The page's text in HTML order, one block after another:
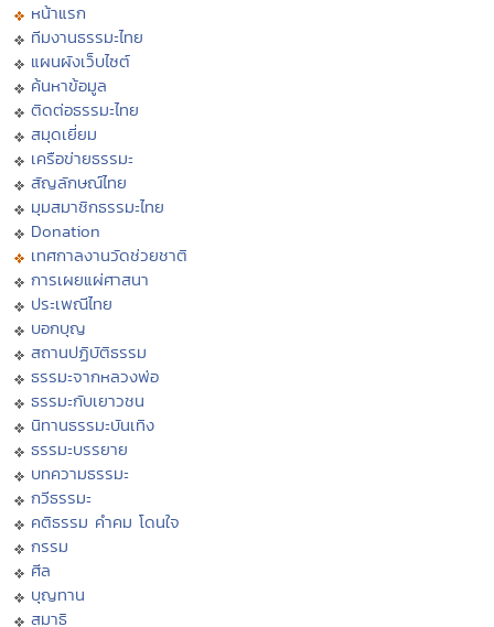
หน้าแรก
ทีมงานธรรมะไทย
แผนผังเว็บไซต์
ค้นหาข้อมูล
ติดต่อธรรมะไทย
สมุดเยี่ยม
เครือข่ายธรรมะ
สัญลักษณ์ไทย
มุมสมาชิกธรรมะไทย
Donation
เทศกาลงานวัดช่วยชาติ
การเผยแผ่ศาสนา
ประเพณีไทย
บอกบุญ
สถานปฏิบัติธรรม
ธรรมะจากหลวงพ่อ
ธรรมะกับเยาวชน
นิทานธรรมะบันเทิง
ธรรมะบรรยาย
บทความธรรมะ
กวีธรรมะ
คติธรรม คำคม โดนใจ
กรรม
ศีล
บุญทาน
สมาธิ